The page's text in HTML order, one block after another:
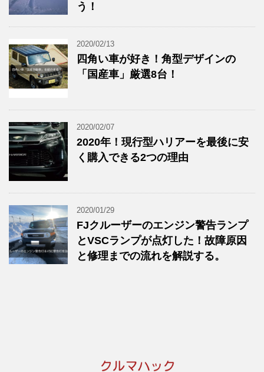
う！
2020/02/13
四角い車が好き！角型デザインの
「国産車」厳選8台！
2020/02/07
2020年！現行型ハリアーを最後に安
く購入できる2つの理由
2020/01/29
FJクルーザーのエンジン警告ランプ
とVSCランプが点灯した！故障原因
と修理までの流れを解説する。